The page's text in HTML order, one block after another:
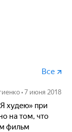
Все
• 7 июня 2018
худею» при
на том, что
фильм